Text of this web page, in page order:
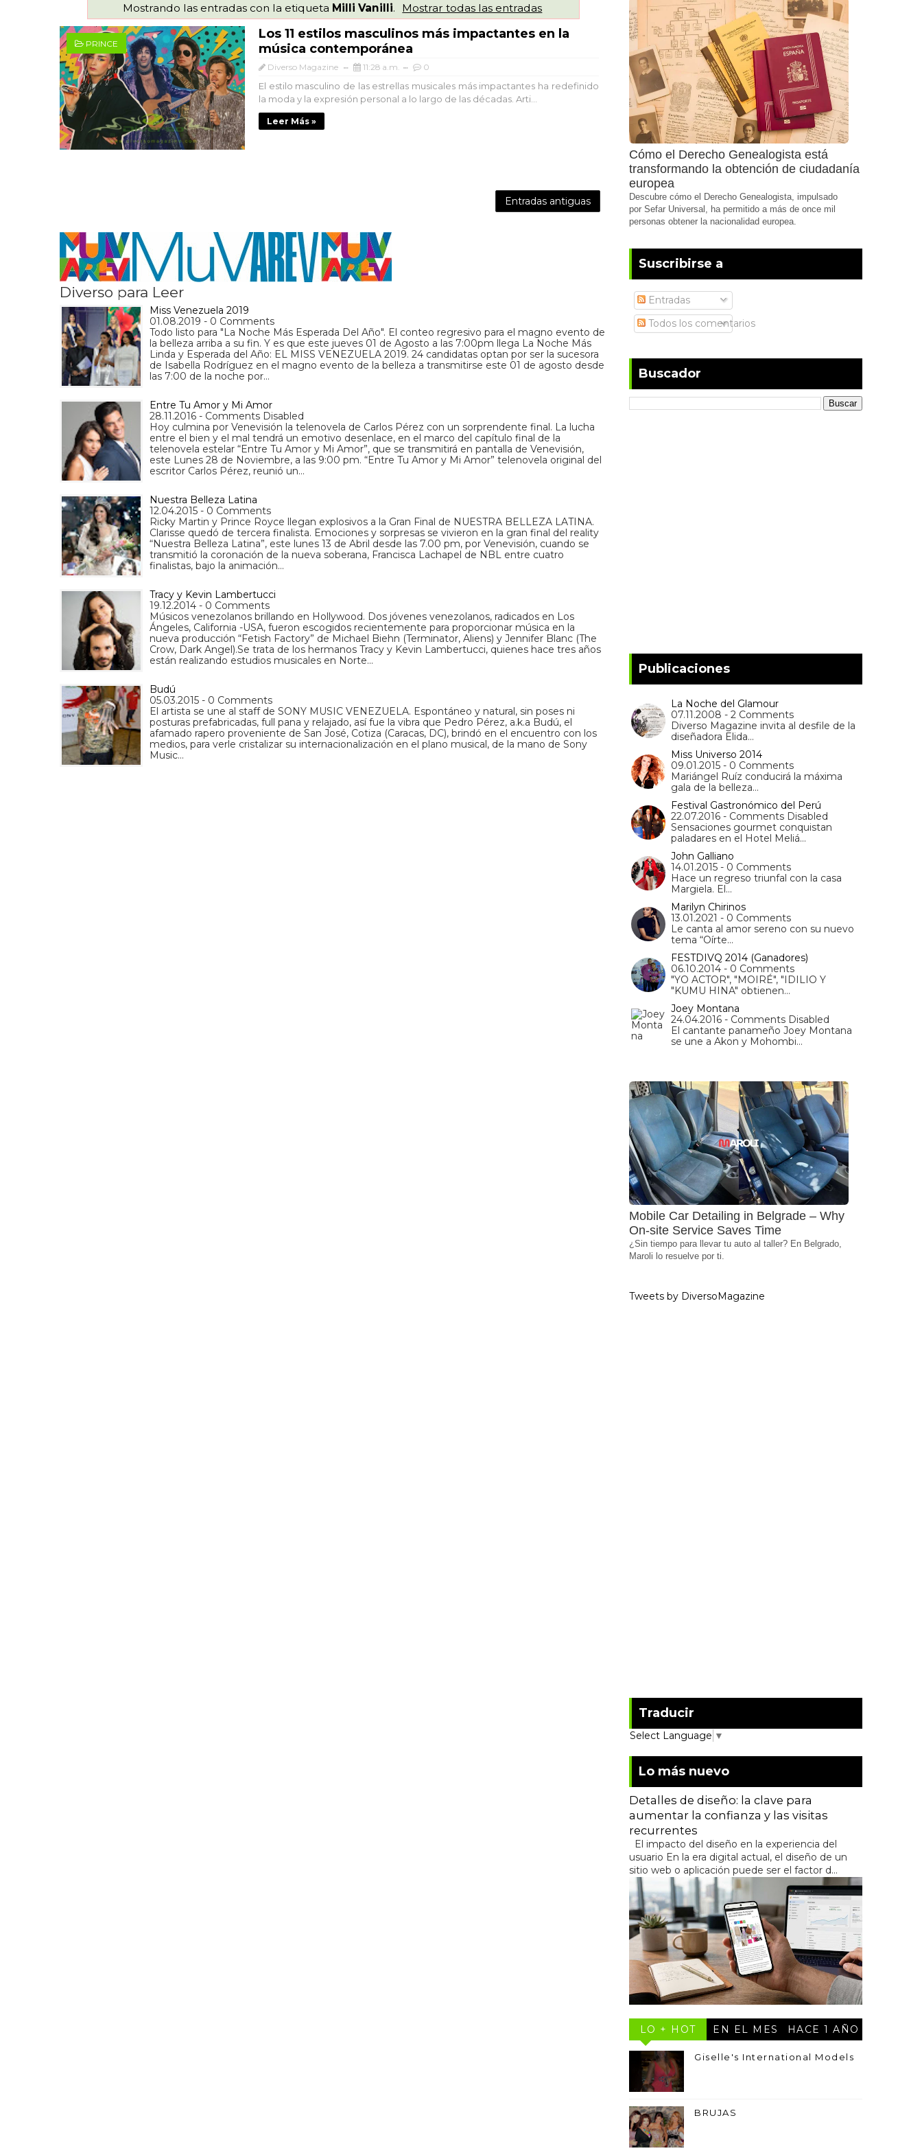
Mostrando las entradas con la etiqueta Milli Vanilli. Mostrar todas las entradas
PRINCE
Los 11 estilos masculinos más impactantes en la
música contemporánea
Diverso Magazine 11:28 a.m. 0
El estilo masculino de las estrellas musicales más impactantes ha redefinido
la moda y la expresión personal a lo largo de las décadas. Arti...
Leer Más »
Entradas antiguas
Diverso para Leer
Miss Venezuela 2019
01.08.2019 - 0 Comments
Todo listo para "La Noche Más Esperada Del Año". El conteo regresivo para el magno evento de
la belleza arriba a su fin. Y es que este jueves 01 de Agosto a las 7:00pm llega La Noche Más
Linda y Esperada del Año: EL MISS VENEZUELA 2019. 24 candidatas optan por ser la sucesora
de Isabella Rodríguez en el magno evento de la belleza a transmitirse este 01 de agosto desde
las 7:00 de la noche por…
Entre Tu Amor y Mi Amor
28.11.2016 - Comments Disabled
Hoy culmina por Venevisión la telenovela de Carlos Pérez con un sorprendente final. La lucha
entre el bien y el mal tendrá un emotivo desenlace, en el marco del capítulo final de la
telenovela estelar “Entre Tu Amor y Mi Amor”, que se transmitirá en pantalla de Venevisión,
este Lunes 28 de Noviembre, a las 9:00 pm. “Entre Tu Amor y Mi Amor” telenovela original del
escritor Carlos Pérez, reunió un…
Nuestra Belleza Latina
12.04.2015 - 0 Comments
Ricky Martin y Prince Royce llegan explosivos a la Gran Final de NUESTRA BELLEZA LATINA.
Clarisse quedó de tercera finalista. Emociones y sorpresas se vivieron en la gran final del reality
“Nuestra Belleza Latina”, este lunes 13 de Abril desde las 7.00 pm, por Venevisión, cuando se
transmitió la coronación de la nueva soberana, Francisca Lachapel de NBL entre cuatro
finalistas, bajo la animación…
Tracy y Kevin Lambertucci
19.12.2014 - 0 Comments
Músicos venezolanos brillando en Hollywood. Dos jóvenes venezolanos, radicados en Los
Ángeles, California -USA, fueron escogidos recientemente para proporcionar música en la
nueva producción “Fetish Factory” de Michael Biehn (Terminator, Aliens) y Jennifer Blanc (The
Crow, Dark Angel).Se trata de los hermanos Tracy y Kevin Lambertucci, quienes hace tres años
están realizando estudios musicales en Norte…
Budú
05.03.2015 - 0 Comments
El artista se une al staff de SONY MUSIC VENEZUELA. Espontáneo y natural, sin poses ni
posturas prefabricadas, full pana y relajado, así fue la vibra que Pedro Pérez, a.k.a Budú, el
afamado rapero proveniente de San José, Cotiza (Caracas, DC), brindó en el encuentro con los
medios, para verle cristalizar su internacionalización en el plano musical, de la mano de Sony
Music…
Cómo el Derecho Genealogista está
transformando la obtención de ciudadanía
europea
Descubre cómo el Derecho Genealogista, impulsado
por Sefar Universal, ha permitido a más de once mil
personas obtener la nacionalidad europea.
Suscribirse a
Entradas
Todos los comentarios
Buscador
Publicaciones
La Noche del Glamour
07.11.2008 - 2 Comments
Diverso Magazine invita al desfile de la
diseñadora Elida…
Miss Universo 2014
09.01.2015 - 0 Comments
Mariángel Ruíz conducirá la máxima
gala de la belleza…
Festival Gastronómico del Perú
22.07.2016 - Comments Disabled
Sensaciones gourmet conquistan
paladares en el Hotel Meliá…
John Galliano
14.01.2015 - 0 Comments
Hace un regreso triunfal con la casa
Margiela. El…
Marilyn Chirinos
13.01.2021 - 0 Comments
Le canta al amor sereno con su nuevo
tema “Oírte…
FESTDIVQ 2014 (Ganadores)
06.10.2014 - 0 Comments
"YO ACTOR", "MOIRÉ", "IDILIO Y
"KUMU HINA" obtienen…
Joey Montana
24.04.2016 - Comments Disabled
El cantante panameño Joey Montana
se une a Akon y Mohombi…
Mobile Car Detailing in Belgrade – Why
On-site Service Saves Time
¿Sin tiempo para llevar tu auto al taller? En Belgrado,
Maroli lo resuelve por ti.
Tweets by DiversoMagazine
Traducir
Select Language ▼
Lo más nuevo
Detalles de diseño: la clave para
aumentar la confianza y las visitas
recurrentes
El impacto del diseño en la experiencia del
usuario En la era digital actual, el diseño de un
sitio web o aplicación puede ser el factor d...
LO + HOT EN EL MES HACE 1 AÑO
Giselle's International Models
BRUJAS